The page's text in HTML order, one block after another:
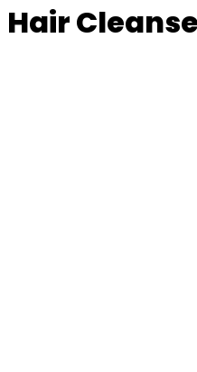
Hair